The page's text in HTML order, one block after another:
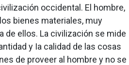
occidental. El hombre,
bienes materiales, muy
de ellos. La civilización se mide
y Ia calidad de las cosas
de proveer al hombre y no se